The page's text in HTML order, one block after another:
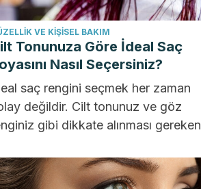
VE KIŞISEL BAKIM
Tonunuza Göre İdeal Saç
Nasıl Seçersiniz?
saç rengini seçmek her zaman
değildir. Cilt tonunuz ve göz
gibi dikkate alınması gereken